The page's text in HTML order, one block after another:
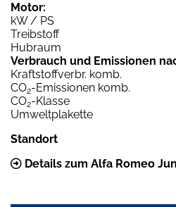
Motor:
kW / PS
Treibstoff
Hubraum
Verbrauch und Emissionen
Kraftstoffverbr. komb.
CO2-Emissionen komb.
CO2-Klasse
Umweltplakette
Standort
Details zum Alfa Romeo